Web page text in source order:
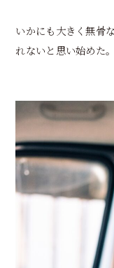
いかにも大きく無骨
れないと思い始めた。